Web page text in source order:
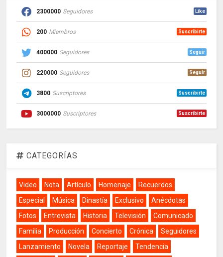
2300000 Seguidores Like
200 Miembros Suscribirte
400000 Seguidores Seguir
220000 Seguidores Seguir
3800 Suscriptores Suscribirte
3000000 Suscriptores Suscribirte
CATEGORÍAS
Video Nota Artículo Homenaje
Recuerdos
Especial
Música Dinastía Exclusivo
Anécdotas
Fotos
Entrevista Historia Televisión
Comunicado
Familia
Producción Concierto Crónica
Seguidores
Lanzamiento
Novela Reportaje
Tendencia